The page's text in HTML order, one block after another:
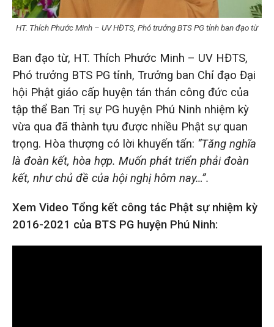
HT. Thích Phước Minh – UV HĐTS, Phó trưởng BTS PG tỉnh ban đạo từ
Ban đạo từ, HT. Thích Phước Minh – UV HĐTS,
Phó trưởng BTS PG tỉnh, Trưởng ban Chỉ đạo Đại
hội Phật giáo cấp huyện tán thán công đức của
tập thể Ban Trị sự PG huyện Phú Ninh nhiệm kỳ
vừa qua đã thành tựu được nhiều Phật sự quan
trọng. Hòa thượng có lời khuyến tấn: “Tăng nghĩa
là đoàn kết, hòa hợp. Muốn phát triển phải đoàn
kết, như chủ đề của hội nghị hôm nay…”.
Xem Video Tổng kết công tác Phật sự nhiệm kỳ
2016-2021 của BTS PG huyện Phú Ninh: